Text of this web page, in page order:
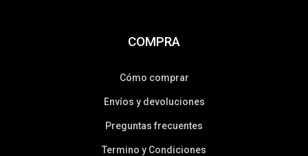
COMPRA
Cómo comprar
Envíos y devoluciones
Preguntas frecuentes
Termino y Condiciones